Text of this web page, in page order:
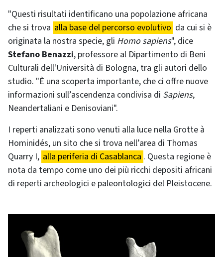
"Questi risultati identificano una popolazione africana
che si trova alla base del percorso evolutivo da cui si è
originata la nostra specie, gli Homo sapiens", dice
Stefano Benazzi, professore al Dipartimento di Beni
Culturali dell'Università di Bologna, tra gli autori dello
studio. "È una scoperta importante, che ci offre nuove
informazioni sull’ascendenza condivisa di Sapiens,
Neandertaliani e Denisoviani".
I reperti analizzati sono venuti alla luce nella Grotte à
Hominidés, un sito che si trova nell’area di Thomas
Quarry I, alla periferia di Casablanca . Questa regione è
nota da tempo come uno dei più ricchi depositi africani
di reperti archeologici e paleontologici del Pleistocene.